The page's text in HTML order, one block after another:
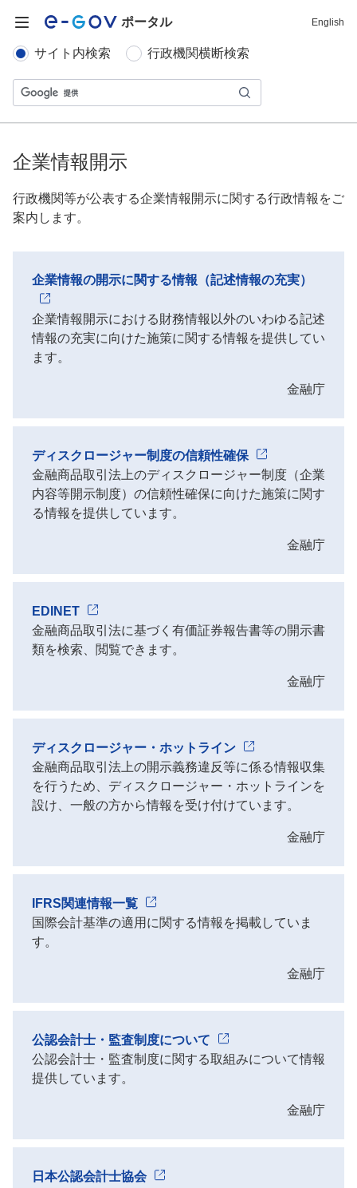
ポータル English
サイト内検索 行政機関横断検索
企業情報開示
行政機関等が公表する企業情報開示に関する行政情報をご
案内します。
企業情報の開示に関する情報（記述情報の充実）
企業情報開示における財務情報以外のいわゆる記述
情報の充実に向けた施策に関する情報を提供してい
ます。
金融庁
ディスクロージャー制度の信頼性確保
金融商品取引法上のディスクロージャー制度（企業
内容等開示制度）の信頼性確保に向けた施策に関す
る情報を提供しています。
金融庁
EDINET
金融商品取引法に基づく有価証券報告書等の開示書
類を検索、閲覧できます。
金融庁
ディスクロージャー・ホットライン
金融商品取引法上の開示義務違反等に係る情報収集
を行うため、ディスクロージャー・ホットラインを
設け、一般の方から情報を受け付けています。
金融庁
IFRS関連情報一覧
国際会計基準の適用に関する情報を掲載していま
す。
金融庁
公認会計士・監査制度について
公認会計士・監査制度に関する取組みについて情報
提供しています。
金融庁
日本公認会計士協会